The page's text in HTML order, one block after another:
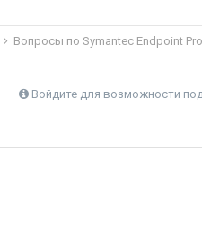
Вопросы по Symantec Endpoint
Войдите для возможности